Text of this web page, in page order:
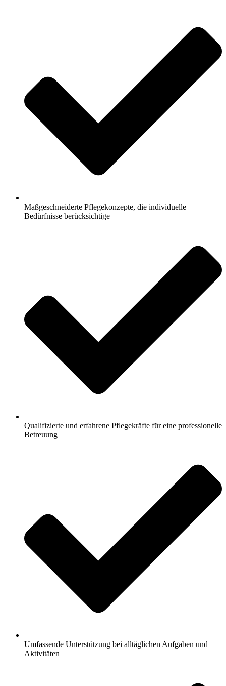
Maßgeschneiderte Pflegekonzepte, die individuelle
Bedürfnisse berücksichtige
Qualifizierte und erfahrene Pflegekräfte für eine professionelle
Betreuung
Umfassende Unterstützung bei alltäglichen Aufgaben und
Aktivitäten